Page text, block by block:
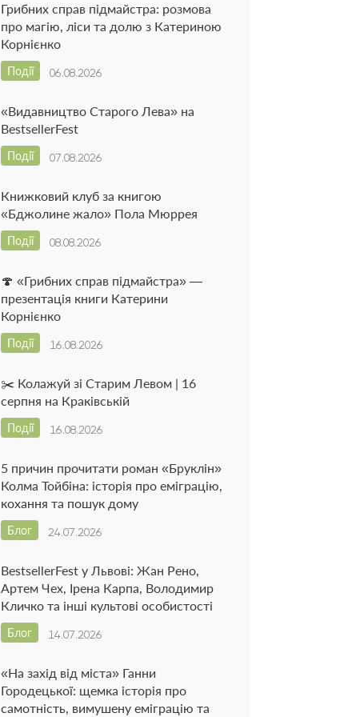
Грибних справ підмайстра: розмова
про магію, ліси та долю з Катериною
Корнієнко
06.08.2026
Події
«Видавництво Старого Лева» на
BestsellerFest
07.08.2026
Події
Книжковий клуб за книгою
«Бджолине жало» Пола Мюррея
08.08.2026
Події
🍄 «Грибних справ підмайстра» —
презентація книги Катерини
Корнієнко
16.08.2026
Події
✂️ Колажуй зі Старим Левом | 16
серпня на Краківській
16.08.2026
Події
5 причин прочитати роман «Бруклін»
Колма Тойбіна: історія про еміграцію,
кохання та пошук дому
24.07.2026
Блог
BestsellerFest у Львові: Жан Рено,
Артем Чех, Ірена Карпа, Володимир
Кличко та інші культові особистості
14.07.2026
Блог
«На захід від міста» Ганни
Городецької: щемка історія про
самотність, вимушену еміграцію та